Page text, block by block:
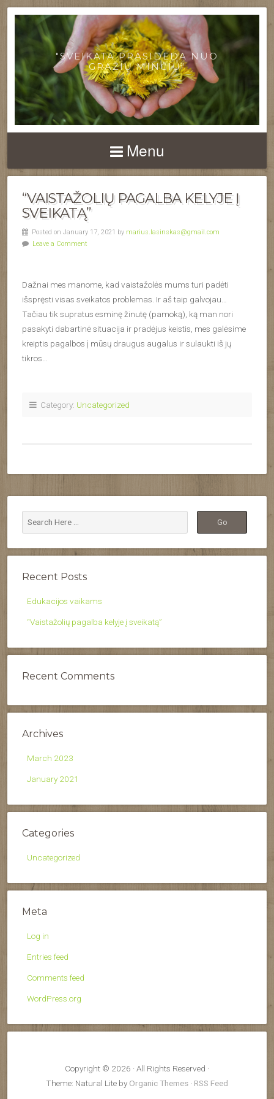
"SVEIKATA PRASIDEDA NUO
GRAŽIŲ MINČIŲ"
Menu
“VAISTAŽOLIŲ PAGALBA KELYJE Į
SVEIKATĄ”
Posted on January 17, 2021 by marius.lasinskas@gmail.com
Leave a Comment
Dažnai mes manome, kad vaistažolės mums turi padėti
išspręsti visas sveikatos problemas. Ir aš taip galvojau…
Tačiau tik supratus esminę žinutę (pamoką), ką man nori
pasakyti dabartinė situacija ir pradėjus keistis, mes galėsime
kreiptis pagalbos į mūsų draugus augalus ir sulaukti iš jų
tikros…
Category: Uncategorized
Recent Posts
Edukacijos vaikams
“Vaistažolių pagalba kelyje į sveikatą”
Recent Comments
Archives
March 2023
January 2021
Categories
Uncategorized
Meta
Log in
Entries feed
Comments feed
WordPress.org
Copyright © 2026 · All Rights Reserved ·
Theme: Natural Lite by Organic Themes · RSS Feed